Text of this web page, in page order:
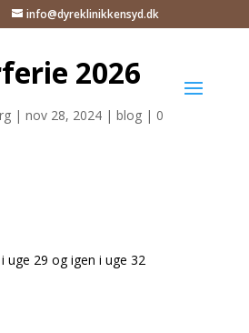
info@dyreklinikkensyd.dk
2026
| nov 28, 2024| blog| 0
uge 29 og igen i uge 32